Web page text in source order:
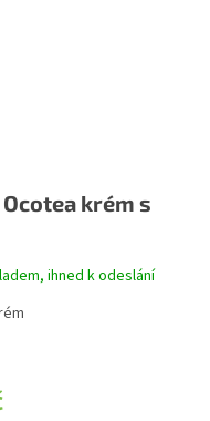
krém s
ihned k odeslání